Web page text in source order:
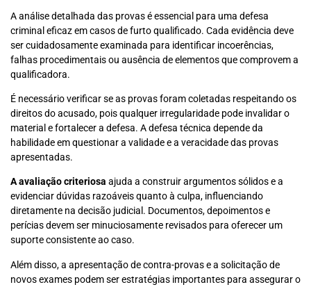
A análise detalhada das provas é essencial para uma defesa
criminal eficaz em casos de furto qualificado. Cada evidência deve
ser cuidadosamente examinada para identificar incoerências,
falhas procedimentais ou ausência de elementos que comprovem a
qualificadora.
É necessário verificar se as provas foram coletadas respeitando os
direitos do acusado, pois qualquer irregularidade pode invalidar o
material e fortalecer a defesa. A defesa técnica depende da
habilidade em questionar a validade e a veracidade das provas
apresentadas.
A avaliação criteriosa ajuda a construir argumentos sólidos e a
evidenciar dúvidas razoáveis quanto à culpa, influenciando
diretamente na decisão judicial. Documentos, depoimentos e
perícias devem ser minuciosamente revisados para oferecer um
suporte consistente ao caso.
Além disso, a apresentação de contra-provas e a solicitação de
novos exames podem ser estratégias importantes para assegurar o